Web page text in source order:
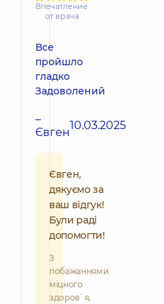
Впечатление
от врача
Все
пройшло
гладко
Задоволений
–
Євген10.03.2025
Євген,
дякуємо за
ваш відгук!
Були раді
допомогти!
З
побажаннями
міцного
здоров`я,